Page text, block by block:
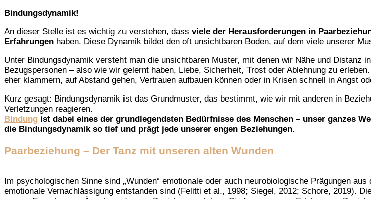
Bindungsdynamik!
An dieser Stelle ist es wichtig zu verstehen, dass viele der Herausforderungen in
Erfahrungen haben. Diese Dynamik bildet den oft unsichtbaren Boden, auf dem viele unserer
Unter Bindungsdynamik versteht man die unsichtbaren Muster, mit denen wir Nähe und Distanz
Bezugspersonen – also wie wir gelernt haben, Liebe, Sicherheit, Trost oder Ablehnung zu
eher klammern, auf Abstand gehen, Vertrauen aufbauen können oder in Krisen schnell in Angst
Kurz gesagt: Bindungsdynamik ist das Grundmuster, das bestimmt, wie wir mit anderen in
Verletzungen reagieren.
Bindung ist dabei eines der grundlegendsten Bedürfnisse des Menschen – unser ganzes
die Bindungsdynamik so tief und prägt jede unserer engen Beziehungen.
Paarbeziehung – Der Tanz mit unseren alten Wunden
Im psychologischen Sinne sind „Wunden“ emotionale oder auch neurobiologische Prägungen
emotionale Vernachlässigung entstanden sind (Felitti et al., 1998; Siegel, 2012; Schore, 2019).